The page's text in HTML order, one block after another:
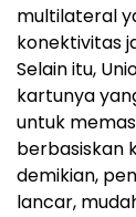
multilateral
konektivitas
Selain itu,
kartunya
untuk
berbasiskan
demikian,
lancar,